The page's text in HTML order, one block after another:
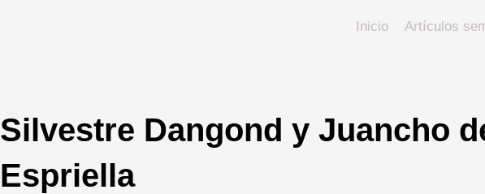
Inicio Artículos
Silvestre Dangond y Juancho
Espriella